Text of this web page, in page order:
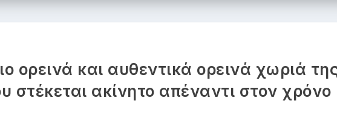
ορεινά και αυθεντικά ορεινά χωριά
στέκεται ακίνητο απέναντι στον χρόνο